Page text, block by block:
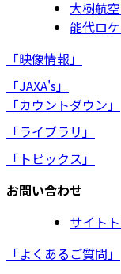
大樹航
能代ロ
「映像情報」
「JAXA's」
「カウントダウン」
「ライブラリ」
「トピックス」
お問い合わせ
サイト
「よくあるご質問」